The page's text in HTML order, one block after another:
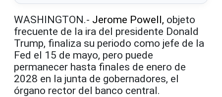
WASHINGTON.- Jerome Powell, objeto
frecuente de la ira del presidente Donald
Trump, finaliza su periodo como jefe de la
Fed el 15 de mayo, pero puede
permanecer hasta finales de enero de
2028 en la junta de gobernadores, el
órgano rector del banco central.